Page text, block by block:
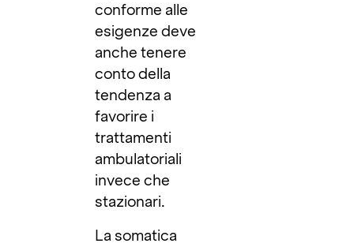
conforme alle
esigenze deve
anche tenere
conto della
tendenza a
favorire i
trattamenti
ambulatoriali
invece che
stazionari.
La somatica